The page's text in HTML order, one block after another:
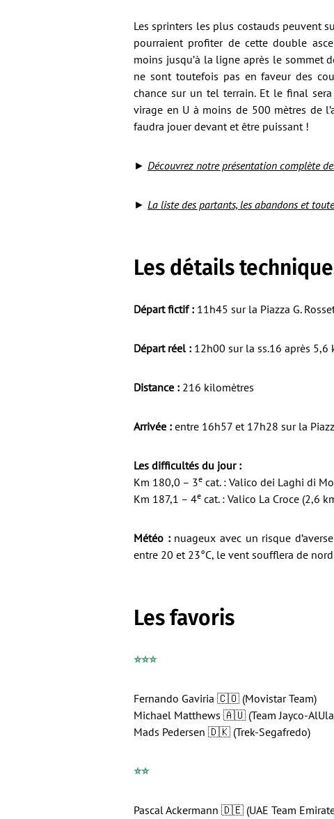
Les sprinters les plus costauds peuvent
pourraient profiter de cette double
moins jusqu’à la ligne après le sommet
ne sont toutefois pas en faveur des
chance sur un tel terrain. Et le final
virage en U à moins de 500 mètres de
faudra jouer devant et être puissant !
► Découvrez notre présentation complète
► La liste des partants, les abandons et
Les détails
Départ fictif : 11h45 sur la Piazza G.
Départ réel : 12h00 sur la ss.16 après 5,6
Distance : 216 kilomètres
Arrivée : entre 16h57 et 17h28 sur la
Les difficultés du jour :
Km 180,0 – 3e cat. : Valico dei Laghi di
Km 187,1 – 4e cat. : Valico La Croce (2,6
Météo : nuageux avec un risque
entre 20 et 23°C, le vent soufflera de
Les favoris
⭐️⭐️⭐️
Fernando Gaviria 🇨🇴 (Movistar Team)
Michael Matthews 🇦🇺 (Team Jayco-
Mads Pedersen 🇩🇰 (Trek-Segafredo)
⭐️⭐️
Pascal Ackermann 🇩🇪 (UAE Team